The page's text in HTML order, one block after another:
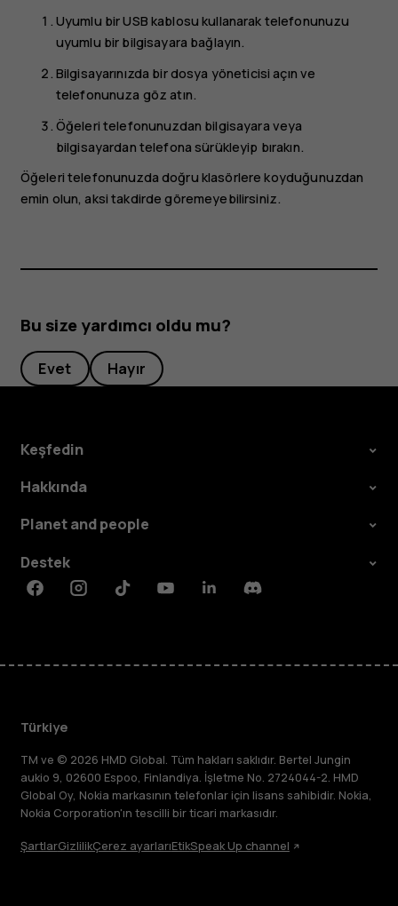
Uyumlu bir USB kablosu kullanarak telefonunuzu
uyumlu bir bilgisayara bağlayın.
Bilgisayarınızda bir dosya yöneticisi açın ve
telefonunuza göz atın.
Öğeleri telefonunuzdan bilgisayara veya
bilgisayardan telefona sürükleyip bırakın.
Öğeleri telefonunuzda doğru klasörlere koyduğunuzdan
emin olun, aksi takdirde göremeyebilirsiniz.
Bu size yardımcı oldu mu?
Evet Hayır
Keşfedin
Hakkında
Planet and people
Destek
FacebookInstagramTiktokYoutubeLinkedinDiscord
Türkiye
TM ve © 2026 HMD Global. Tüm hakları saklıdır. Bertel Jungin
aukio 9, 02600 Espoo, Finlandiya. İşletme No. 2724044-2. HMD
Global Oy, Nokia markasının telefonlar için lisans sahibidir. Nokia,
Nokia Corporation'ın tescilli bir ticari markasıdır.
ŞartlarGizlilikÇerez ayarlarıEtikSpeak Up channel